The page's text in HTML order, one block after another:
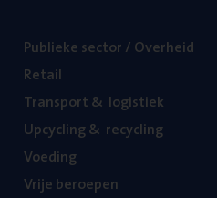
Publie­ke sec­tor / Overheid
Retail
Trans­port& logistiek
Upcy­cling& recycling
Voe­ding
Vrije beroe­pen